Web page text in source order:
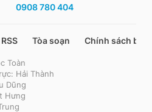
0908 780 404
RSS Tòa soạn Chính sách bảo
Toàn
Hải Thành
Dũng
Hưng